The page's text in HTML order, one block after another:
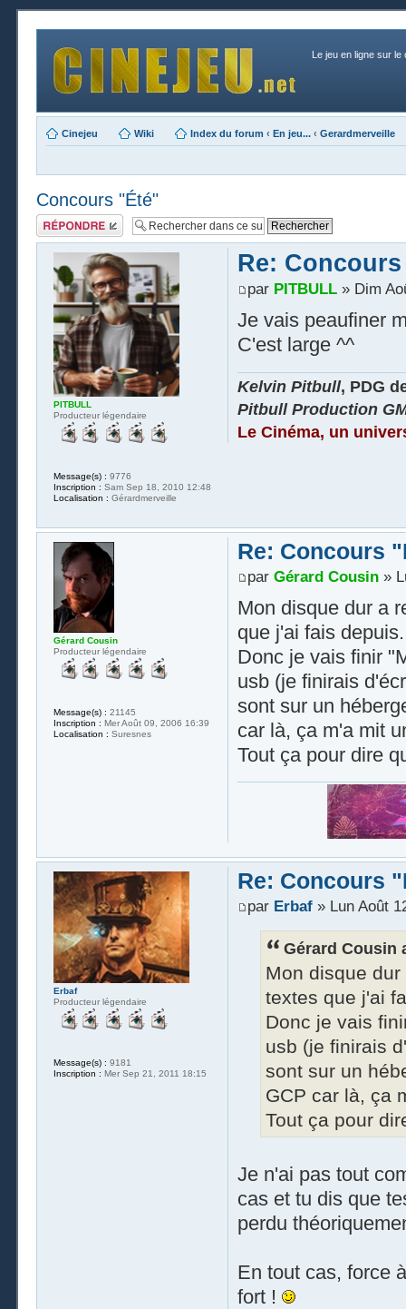
Le jeu en ligne sur le
Cinejeu Wiki Index du forum ‹ En jeu... ‹ Gerardmerveille
Concours "Été"
Publier une
réponse
Re:
par PITBULL» Dim
Je vais peaufiner
C'est large ^^
Kelvin Pitbull, PDG
Pitbull Production
Le Cinéma, un
PITBULL
Producteur légendaire
Message(s) : 9776
Inscription : Sam Sep 18, 2010 12:48
Localisation : Gérardmerveille
Re: Concours
par Gérard Cousin»
Mon disque dur a
que j'ai fais
Donc je vais finir
usb (je finirais
sont sur un
car là, ça m'a mit
Tout ça pour dire
Gérard Cousin
Producteur légendaire
Message(s) : 21145
Inscription : Mer Août 09, 2006 16:39
Localisation : Suresnes
Re: Concours
par Erbaf» Lun Août
Gérard Cousin
Mon disque
textes que j'ai
Donc je vais
usb (je finirais
sont sur un
GCP car là, ça
Tout ça pour
Je n'ai pas tout
cas et tu dis que
perdu
En tout cas, force
fort !
Erbaf
Producteur légendaire
Message(s) : 9181
Inscription : Mer Sep 21, 2011 18:15